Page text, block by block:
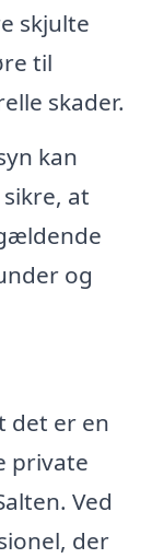
skjulte
til
skader.
kan
at
og
det er en
private
Ved
der